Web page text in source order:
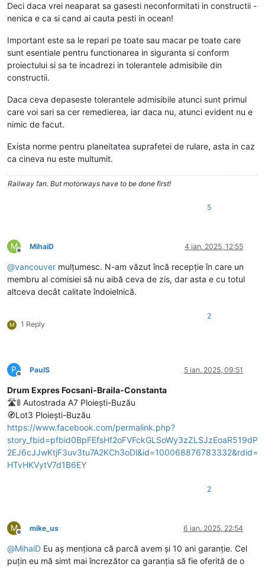
Deci daca vrei neaparat sa gasesti neconformitati in constructii -
nenica e ca si cand ai cauta pesti in ocean!
Important este sa le repari pe toate sau macar pe toate care
sunt esentiale pentru functionarea in siguranta si conform
proiectului si sa te incadrezi in tolerantele admisibile din
constructii.
Daca ceva depaseste tolerantele admisibile atunci sunt primul
care voi sari sa cer remedierea, iar daca nu, atunci evident nu e
nimic de facut.
Exista norme pentru planeitatea suprafetei de rulare, asta in caz
ca cineva nu este multumit.
Railway fan. But motorways have to be done first!
5
M
Deconectat
MihaiD 4 ian. 2025, 12:55
@vancouver mulțumesc. N-am văzut încă recepție în care un
membru al comisiei să nu aibă ceva de zis, dar asta e cu totul
altceva decât calitate îndoielnică.
M 1 Reply
2
P
Deconectat
PaulS 5 ian. 2025, 09:51
Drum Expres Focsani-Braila-Constanta
🛣️🚦 Autostrada A7 Ploiești-Buzău
🧭Lot3 Ploiești-Buzău
https://www.facebook.com/permalink.php?
story_fbid=pfbid0BpFEfsHf2oFVFckGLSoWy3zZLSJzEoaR519dP
2EJ6cJJwKtjF3uv3tu7A2KCh3oDl&id=100068876783332&rdid=
HTvHKVytV7d1B6EY
2
M
Deconectat
mike_us 6 ian. 2025, 22:54
@MihaiD Eu aș menționa că parcă avem și 10 ani garanție. Cel
puțin eu mă simt mai încrezător ca garanția să fie oferită de o